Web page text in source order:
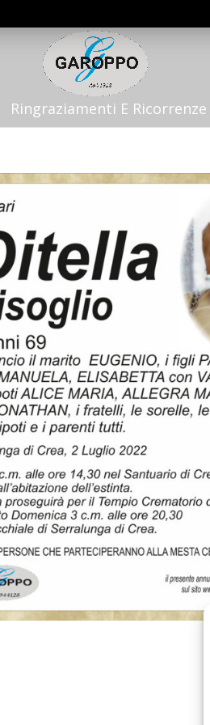
Ringraziamenti E Ricorrenze